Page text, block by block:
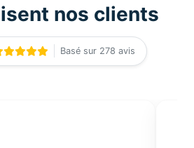
nos clients
Basé sur 278 avis